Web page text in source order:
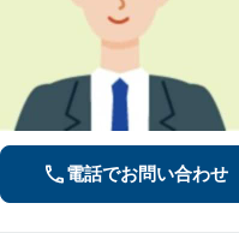
電話でお問い合わせ